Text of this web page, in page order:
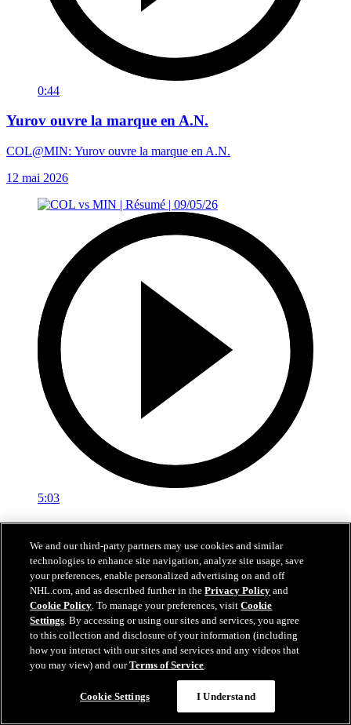
0:44
Yurov ouvre la marque en A.N.
COL@MIN: Yurov ouvre la marque en A.N.
12 mai 2026
5:03
COL vs MIN | Résumé | 09/05/26
Avalanche vs Wild | Résumé | 09/05/26
10 mai 2026
We and our third-party partners may use cookies and similar
technologies to enhance site navigation, analyze site usage, save
your preferences, enable personalized advertising on and off
NHL.com, and as described further in thePrivacy Policy and
Cookie Policy. To manage your preferences, visitCookie
Settings. By accessing or using our sites and services, you agree
to this collection and disclosure of your information (including
how you interact with our sites and services and any videos that
you may view) and ourTerms of Service.
Cookie Settings I Understand